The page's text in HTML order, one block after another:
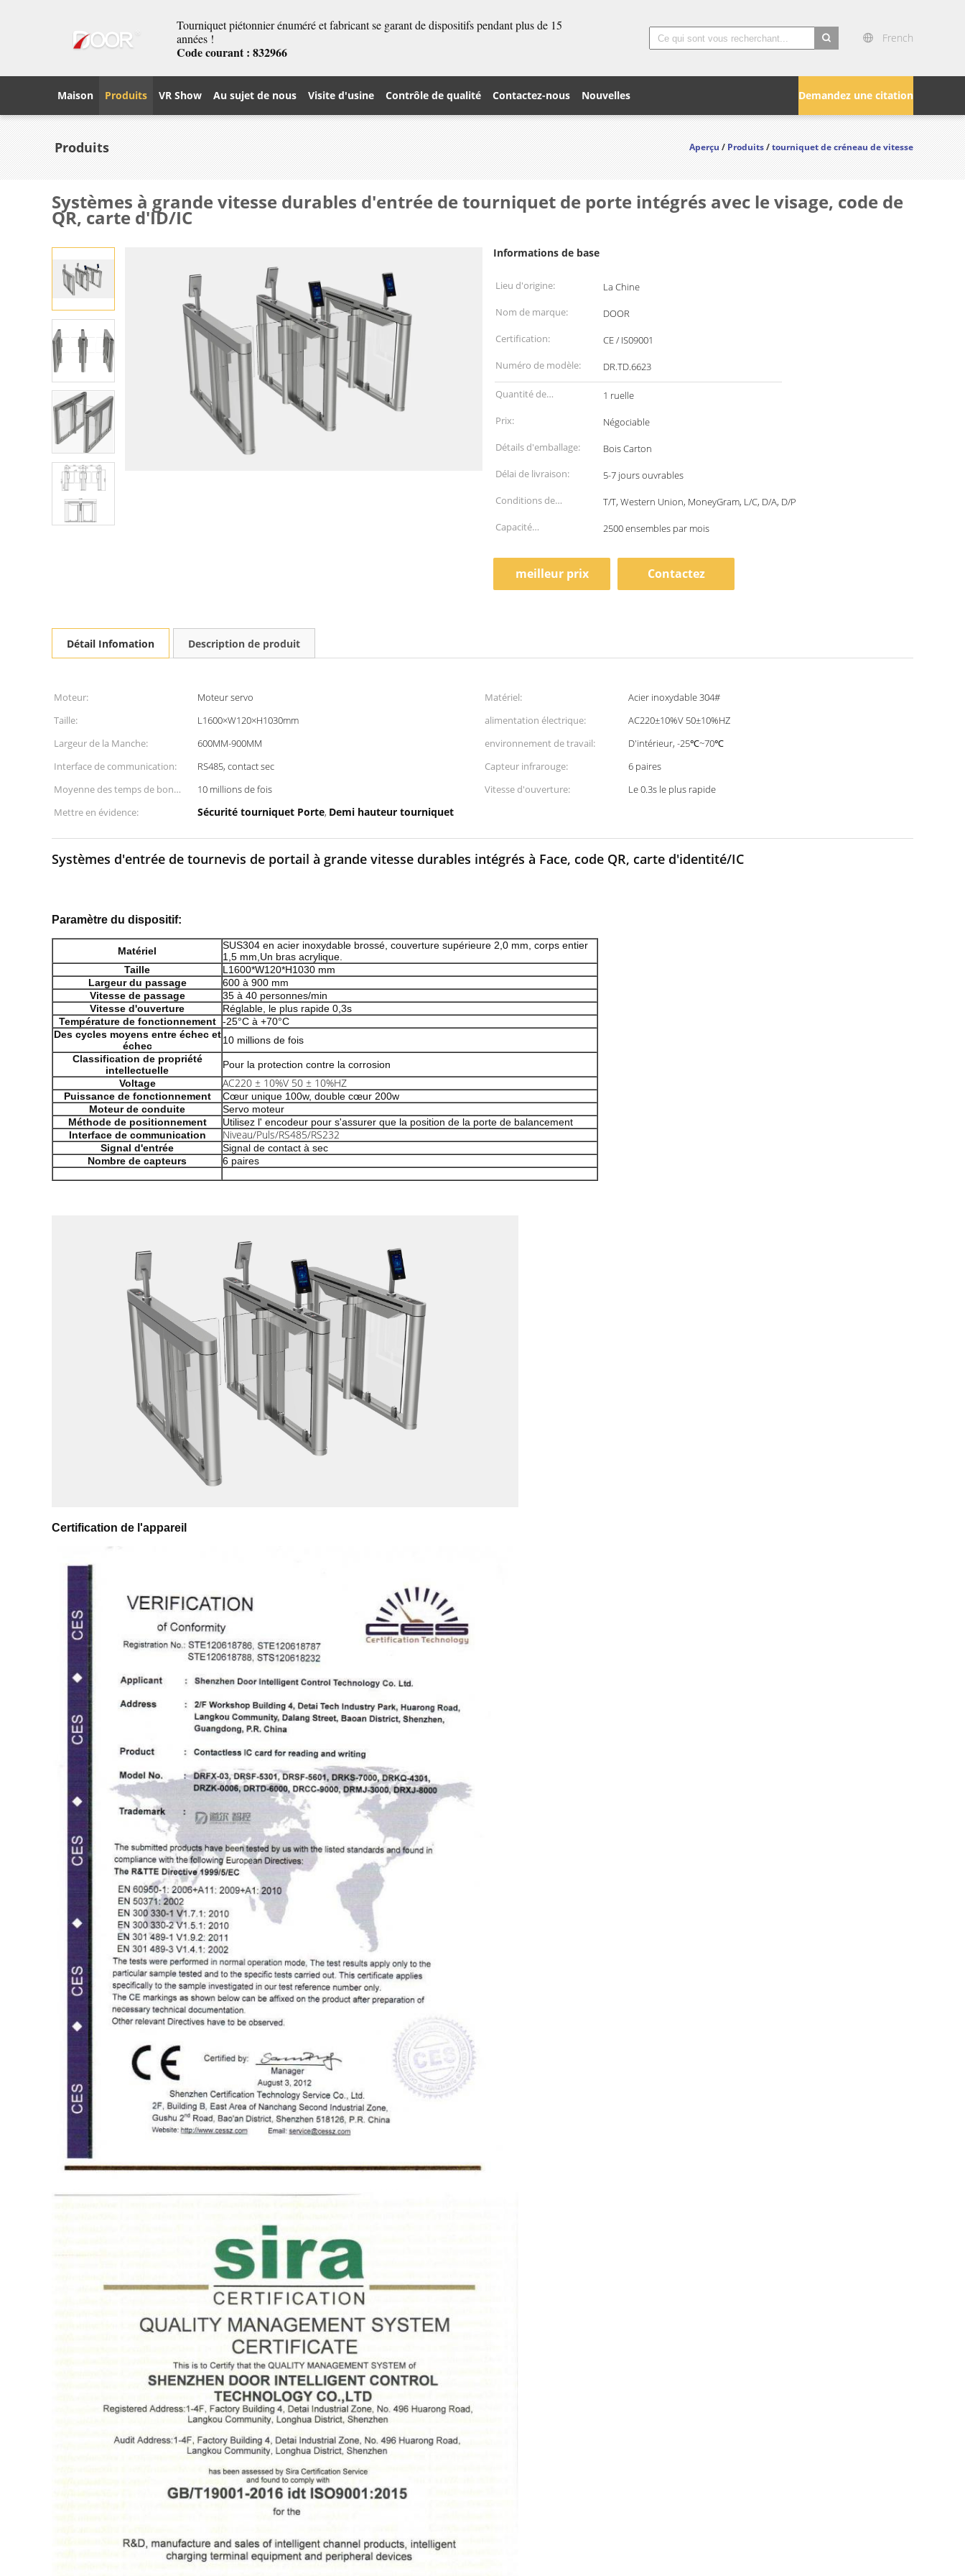
Tourniquet piétonnier énuméré et fabricant se garant de dispositifs pendant plus de 15
années !
Code courant : 832966
French
Demandez une citation
Maison Produits VR Show Au sujet de nous Visite d'usine Contrôle de qualité Contactez-nous Nouvelles
Produits Aperçu/Produits/tourniquet de créneau de vitesse
Systèmes à grande vitesse durables d'entrée de tourniquet de porte intégrés avec le visage, code de
QR, carte d'ID/IC
Informations de base
Lieu d'origine:
La Chine
Nom de marque:
DOOR
Certification:
CE / IS09001
Numéro de modèle:
DR.TD.6623
Quantité de
commande min:
1 ruelle
Prix:
Négociable
Détails d'emballage:
Bois Carton
Délai de livraison:
5-7 jours ouvrables
Conditions de
paiement:
T/T, Western Union, MoneyGram, L/C, D/A, D/P
Capacité
2500 ensembles par mois
meilleur prix Contactez
Détail Infomation Description de produit
Moteur: Moteur servo Matériel:
Acier inoxydable 304#
Taille:
L1600×W120×H1030mm alimentation électrique:
AC220±10%V 50±10%HZ
Largeur de la Manche:
600MM-900MM environnement de travail:
D'intérieur, -25℃~70℃
Interface de communication:
RS485, contact sec Capteur infrarouge:
6 paires
Moyenne des temps de bon
fonctionnement:
10 millions de fois Vitesse d'ouverture:
Le 0.3s le plus rapide
Mettre en évidence:
Sécurité tourniquet Porte, Demi hauteur tourniquet
Systèmes d'entrée de tournevis de portail à grande vitesse durables intégrés à Face, code QR, carte d'identité/IC
Paramètre du dispositif:
Matériel
SUS304 en acier inoxydable brossé, couverture supérieure 2,0 mm, corps entier
1,5 mm, Un bras acrylique.
Taille
L1600*W120*H1030 mm
Largeur du passage
600 à 900 mm
Vitesse de passage
35 à 40 personnes/min
Vitesse d'ouverture
Réglable, le plus rapide 0,3s
Température de fonctionnement -25°C à +70°C
Des cycles moyens entre échec et
échec
10 millions de fois
Classification de propriété
intellectuelle
Pour la protection contre la corrosion
Voltage
AC220 ± 10%V 50 ± 10%HZ
Puissance de fonctionnement
Cœur unique 100w, double cœur 200w
Moteur de conduite
Servo moteur
Méthode de positionnement
Utilisez l' encodeur pour s'assurer que la position de la porte de balancement
Interface de communication
Niveau/Puls/RS485/RS232
Signal d'entrée
Signal de contact à sec
Nombre de capteurs
6 paires
Certification de l'appareil